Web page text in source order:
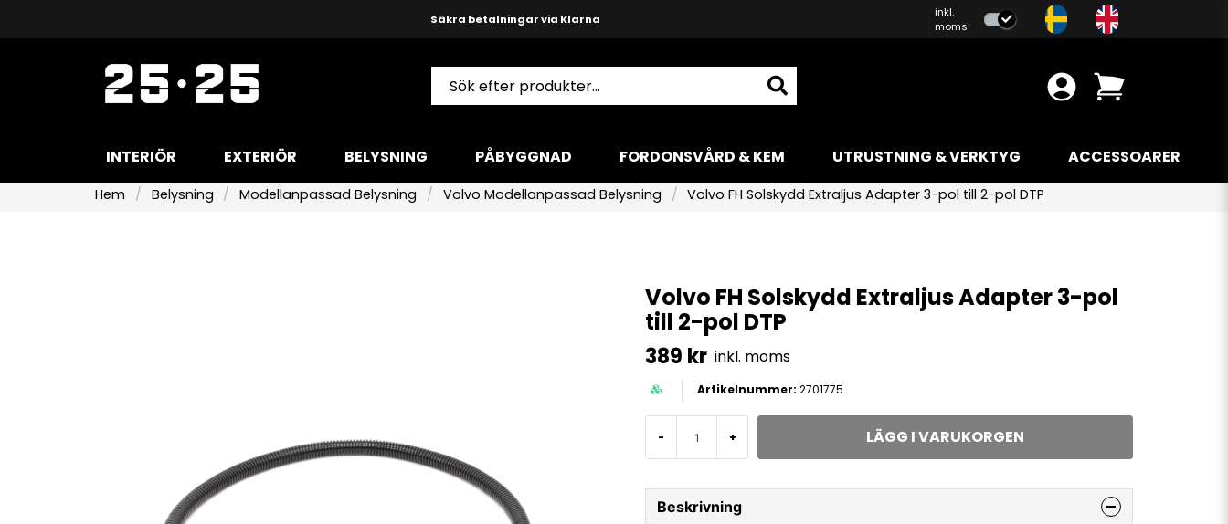
Snabba leveranser med DHL
inkl.
moms
INTERIÖR EXTERIÖR BELYSNING PÅBYGGNAD FORDONSVÅRD & KEM UTRUSTNING & VERKTYG ACCESSOARER
Hem Belysning Modellanpassad Belysning Volvo Modellanpassad Belysning Volvo FH Solskydd Extraljus Adapter 3-pol till 2-pol DTP
Volvo FH Solskydd Extraljus Adapter 3-pol
till 2-pol DTP
389 kr inkl. moms
2701775
- + LÄGG I VARUKORGEN
Beskrivning